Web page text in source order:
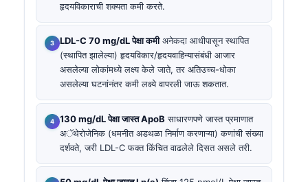
हृदयविकाराची शक्यता कमी करते.
LDL-C 70 mg/dL पेक्षा कमीअनेकदा आधीपासून स्थापित
(स्थापित झालेल्या) हृदयविकार/हृदयवाहिन्यासंबंधी आजार
असलेल्या लोकांमध्ये लक्ष्य केले जाते, तर अतिउच्च-धोका
असलेल्या घटनांनंतर कमी लक्ष्ये वापरली जाऊ शकतात.
130 mg/dL पेक्षा जास्त ApoB साधारणपणे जास्त प्रमाणात
अॅथेरोजेनिक (धमनीत अडथळा निर्माण करणाऱ्या) कणांची संख्या
दर्शवते, जरी LDL-C फक्त किंचित वाढलेले दिसत असले तरी.